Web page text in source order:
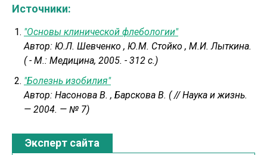
Источники:
"Основы клинической флебологии"
Автор: Ю.Л. Шевченко , Ю.М. Стойко , М.И. Лыткина.
( - М.: Медицина, 2005. - 312 c.)
"Болезнь изобилия"
Автор: Насонова В. , Барскова В. ( // Наука и жизнь.
— 2004. — № 7)
Эксперт сайта